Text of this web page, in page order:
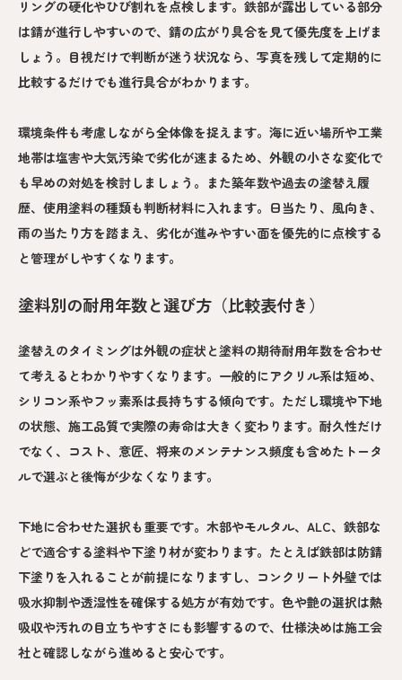
リングの硬化やひび割れを点検します。鉄部が露出している部分
は錆が進行しやすいので、錆の広がり具合を見て優先度を上げま
しょう。目視だけで判断が迷う状況なら、写真を残して定期的に
比較するだけでも進行具合がわかります。
環境条件も考慮しながら全体像を捉えます。海に近い場所や工業
地帯は塩害や大気汚染で劣化が速まるため、外観の小さな変化で
も早めの対処を検討しましょう。また築年数や過去の塗替え履
歴、使用塗料の種類も判断材料に入れます。日当たり、風向き、
雨の当たり方を踏まえ、劣化が進みやすい面を優先的に点検する
と管理がしやすくなります。
塗料別の耐用年数と選び方（比較表付き）
塗替えのタイミングは外観の症状と塗料の期待耐用年数を合わせ
て考えるとわかりやすくなります。一般的にアクリル系は短め、
シリコン系やフッ素系は長持ちする傾向です。ただし環境や下地
の状態、施工品質で実際の寿命は大きく変わります。耐久性だけ
でなく、コスト、意匠、将来のメンテナンス頻度も含めたトータ
ルで選ぶと後悔が少なくなります。
下地に合わせた選択も重要です。木部やモルタル、ALC、鉄部な
どで適合する塗料や下塗り材が変わります。たとえば鉄部は防錆
下塗りを入れることが前提になりますし、コンクリート外壁では
吸水抑制や透湿性を確保する処方が有効です。色や艶の選択は熱
吸収や汚れの目立ちやすさにも影響するので、仕様決めは施工会
社と確認しながら進めると安心です。